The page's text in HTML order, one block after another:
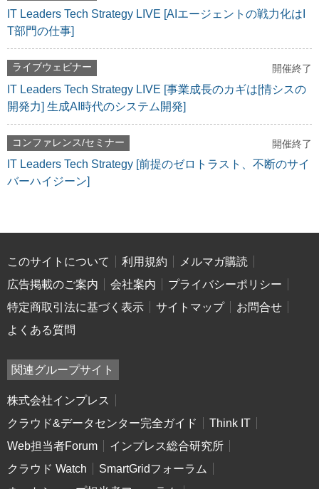
IT Leaders Tech Strategy LIVE [AIエージェントの戦力化はI
T部門の仕事]
ライブウェビナー 開催終了
IT Leaders Tech Strategy LIVE [事業成長のカギは[情シスの
開発力] 生成AI時代のシステム開発]
コンファレンス/セミナー 開催終了
IT Leaders Tech Strategy [前提のゼロトラスト、不断のサイ
バーハイジーン]
このサイトについて 利用規約
メルマガ購読
広告掲載のご案内
会社案内
プライバシーポリシー
特定商取引法に基づく表示
サイトマップ
お問合せ
よくある質問
関連グループサイト
株式会社インプレス
クラウド&データセンター完全ガイド
Think IT
Web担当者Forum
インプレス総合研究所
クラウド Watch
SmartGridフォーラム